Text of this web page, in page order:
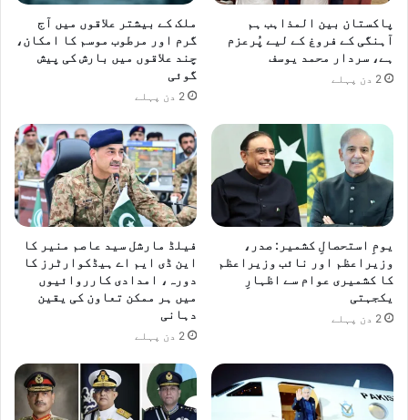
م
ش
ہ
ب
ز
ی
ف
پاکستان بین المذاہب ہم
آہنگی کے فروغ کے لیے پُرعزم
ہے، سردار محمد یوسف
2 دن پہلے
ملک کے بیشتر علاقوں میں آج
گرم اور مرطوب موسم کا امکان،
چند علاقوں میں بارش کی پیش
گوئی
2 دن پہلے
یومِ استحصالِ کشمیر: صدر،
وزیراعظم اور نائب وزیراعظم
کا کشمیری عوام سے اظہارِ
یکجہتی
2 دن پہلے
فیلڈ مارشل سید عاصم منیر کا
این ڈی ایم اے ہیڈکوارٹرز کا
دورہ، امدادی کارروائیوں
میں ہر ممکن تعاون کی یقین
دہانی
2 دن پہلے